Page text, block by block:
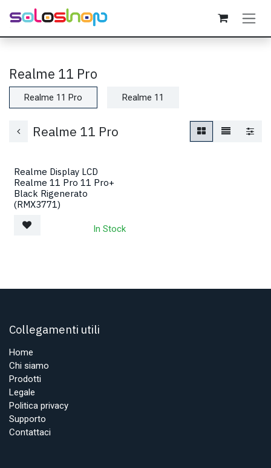
Passa al contenuto
Realme 11 Pro
Realme 11 Pro Realme 11
Realme 11 Pro
Realme Display LCD
Realme 11 Pro 11 Pro+
Black Rigenerato
(RMX3771)
In Stock
Collegamenti utili
Home
Chi siamo
Prodotti
Legale
Politica privacy
Supporto
Contattaci